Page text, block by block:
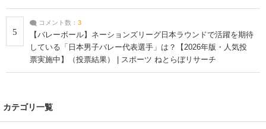
5
コメント数： 3
【バレーボール】ネーションズリーグ日本ラウンドで活躍を期待
している「日本男子バレー代表選手」は？【2026年版・人気投
票実施中】（投票結果） | スポーツ ねとらぼリサーチ
カテゴリ一覧